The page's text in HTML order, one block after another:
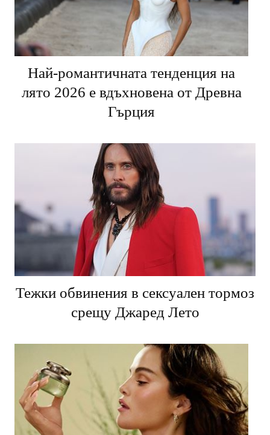
Най-романтичната тенденция на
лято 2026 е вдъхновена от Древна
Гърция
Тежки обвинения в сексуален тормоз
срещу Джаред Лето